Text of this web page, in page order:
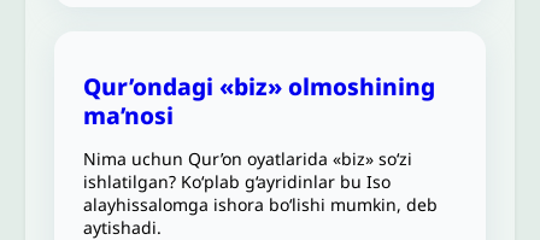
Qur’ondagi «biz» olmoshining
ma’nosi
Nima uchun Qur’on oyatlarida «biz» so‘zi
ishlatilgan? Ko‘plab g‘ayridinlar bu Iso
alayhissalomga ishora bo‘lishi mumkin, deb
aytishadi.